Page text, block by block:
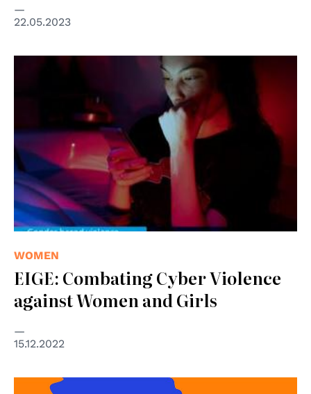
22.05.2023
WOMEN
EIGE: Combating Cyber Violence
against Women and Girls
15.12.2022